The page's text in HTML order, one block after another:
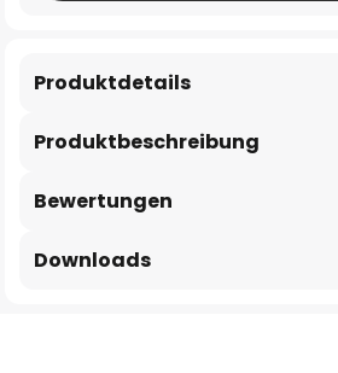
Produktbeschreibung
Produktdetails
Bewertungen
Downloads